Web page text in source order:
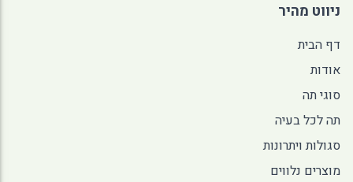
ניווט מהיר
דף הבית
אודות
סוגי תה
תה לכל בעיה
סגולות ויתרונות
מוצרים נלווים